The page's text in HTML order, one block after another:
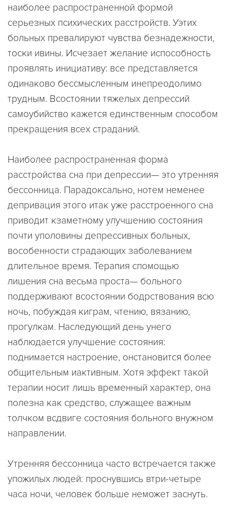
наиболее распространенной формой
серьезных психических расстройств. Уэтих
больных превалируют чувства безнадежности,
тоски ивины. Исчезает желание испособность
проявлять инициативу: все представляется
одинаково бессмысленным инепреодолимо
трудным. Всостоянии тяжелых депрессий
самоубийство кажется единственным способом
прекращения всех страданий.
Наиболее распространенная форма
расстройства сна при депрессии— это утренняя
бессонница. Парадоксально, нотем неменее
депривация этого итак уже расстроенного сна
приводит кзаметному улучшению состояния
почти уполовины депрессивных больных,
вособенности страдающих заболеванием
длительное время. Терапия спомощью
лишения сна весьма проста— больного
поддерживают всостоянии бодрствования всю
ночь, побуждая киграм, чтению, вязанию,
прогулкам. Наследующий день унего
наблюдается улучшение состояния:
поднимается настроение, онстановится более
общительным иактивным. Хотя эффект такой
терапии носит лишь временный характер, она
полезна как средство, служащее важным
толчком всдвиге состояния больного внужном
направлении.
Утренняя бессонница часто встречается также
упожилых людей: проснувшись втри-четыре
часа ночи, человек больше неможет заснуть.